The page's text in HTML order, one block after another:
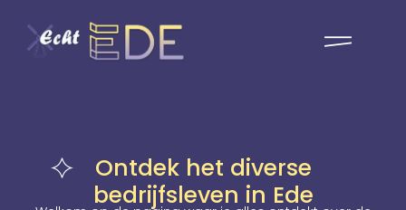
Ontdek het diverse
bedrijfsleven in Ede